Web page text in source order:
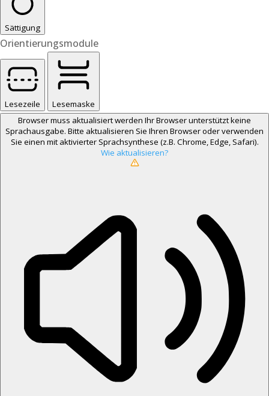
Sättigung
Orientierungsmodule
Lesezeile
Lesemaske
Browser muss aktualisiert werden Ihr Browser unterstützt keine
Sprachausgabe. Bitte aktualisieren Sie Ihren Browser oder verwenden
Sie einen mit aktivierter Sprachsynthese (z.B. Chrome, Edge, Safari).
Wie aktualisieren?